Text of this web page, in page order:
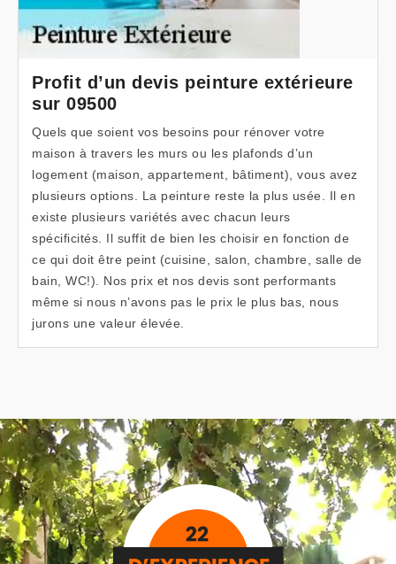
Profit d’un devis peinture extérieure
sur 09500
Quels que soient vos besoins pour rénover votre
maison à travers les murs ou les plafonds d’un
logement (maison, appartement, bâtiment), vous avez
plusieurs options. La peinture reste la plus usée. Il en
existe plusieurs variétés avec chacun leurs
spécificités. Il suffit de bien les choisir en fonction de
ce qui doit être peint (cuisine, salon, chambre, salle de
bain, WC!). Nos prix et nos devis sont performants
même si nous n’avons pas le prix le plus bas, nous
jurons une valeur élevée.